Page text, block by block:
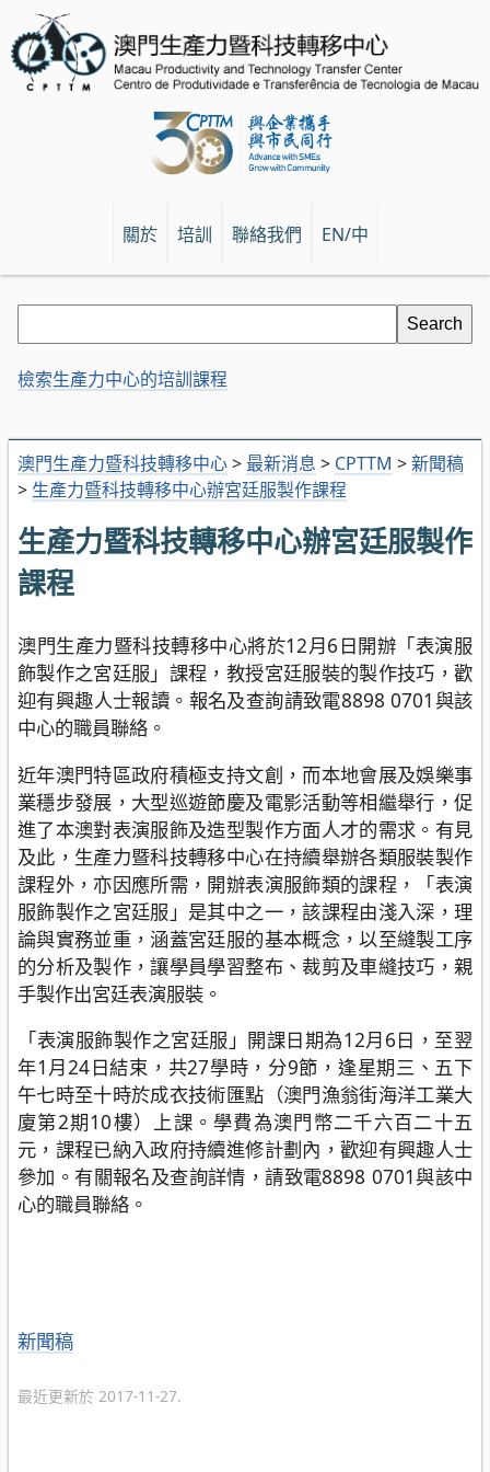
關於 培訓 聯絡我們 EN/中
澳門生產力暨科技轉移中心> 最新消息 > CPTTM >新聞稿
> 生產力暨科技轉移中心辦宮廷服製作課程
生產力暨科技轉移中心辦宮廷服製作
課程
澳門生產力暨科技轉移中心將於12月6日開辦「表演服
飾製作之宮廷服」課程，教授宮廷服裝的製作技巧，歡
迎有興趣人士報讀。報名及查詢請致電8898 0701與該
中心的職員聯絡。
近年澳門特區政府積極支持文創，而本地會展及娛樂事
業穩步發展，大型巡遊節慶及電影活動等相繼舉行，促
進了本澳對表演服飾及造型製作方面人才的需求。有見
及此，生產力暨科技轉移中心在持續舉辦各類服裝製作
課程外，亦因應所需，開辦表演服飾類的課程，「表演
服飾製作之宮廷服」是其中之一，該課程由淺入深，理
論與實務並重，涵蓋宮廷服的基本概念，以至縫製工序
的分析及製作，讓學員學習整布、裁剪及車縫技巧，親
手製作出宮廷表演服裝。
「表演服飾製作之宮廷服」開課日期為12月6日，至翌
年1月24日結束，共27學時，分9節，逢星期三、五下
午七時至十時於成衣技術匯點（澳門漁翁街海洋工業大
廈第2期10樓）上課。學費為澳門幣二千六百二十五
元，課程已納入政府持續進修計劃內，歡迎有興趣人士
參加。有關報名及查詢詳情，請致電8898 0701與該中
心的職員聯絡。
分
新聞稿
最近更新於 2017-11-27.
檢索生產力中心的培訓課程